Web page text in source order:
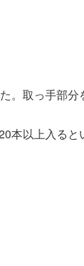
。取っ手部分
本以上入ると